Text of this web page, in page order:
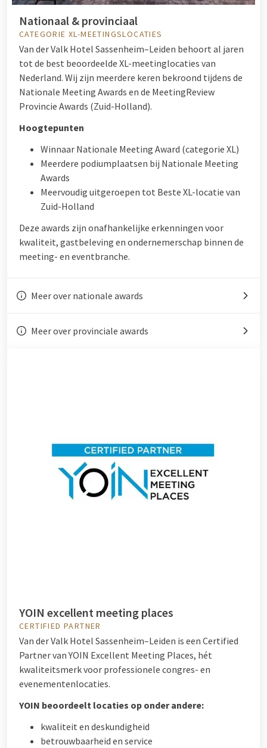
Nationaal & provinciaal
CATEGORIE XL-MEETINGSLOCATIES
Van der Valk Hotel Sassenheim–Leiden behoort al jaren
tot de best beoordeelde XL-meetinglocaties van
Nederland. Wij zijn meerdere keren bekroond tijdens de
Nationale Meeting Awards en de MeetingReview
Provincie Awards (Zuid-Holland).
Hoogtepunten
Winnaar Nationale Meeting Award (categorie XL)
Meerdere podiumplaatsen bij Nationale Meeting
Awards
Meervoudig uitgeroepen tot Beste XL-locatie van
Zuid-Holland
Deze awards zijn onafhankelijke erkenningen voor
kwaliteit, gastbeleving en ondernemerschap binnen de
meeting- en eventbranche.
Meer over nationale awards
Meer over provinciale awards
YOIN excellent meeting places
CERTIFIED PARTNER
Van der Valk Hotel Sassenheim–Leiden is een Certified
Partner van YOIN Excellent Meeting Places, hét
kwaliteitsmerk voor professionele congres- en
evenementenlocaties.
YOIN beoordeelt locaties op onder andere:
kwaliteit en deskundigheid
betrouwbaarheid en service